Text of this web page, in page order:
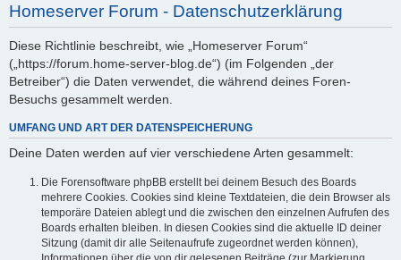
Homeserver Forum - Datenschutzerklärung
Diese Richtlinie beschreibt, wie „Homeserver Forum“
(„https://forum.home-server-blog.de“) (im Folgenden „der
Betreiber“) die Daten verwendet, die während deines Foren-
Besuchs gesammelt werden.
UMFANG UND ART DER DATENSPEICHERUNG
Deine Daten werden auf vier verschiedene Arten gesammelt:
Die Forensoftware phpBB erstellt bei deinem Besuch des Boards
mehrere Cookies. Cookies sind kleine Textdateien, die dein Browser als
temporäre Dateien ablegt und die zwischen den einzelnen Aufrufen des
Boards erhalten bleiben. In diesen Cookies sind die aktuelle ID deiner
Sitzung (damit dir alle Seitenaufrufe zugeordnet werden können),